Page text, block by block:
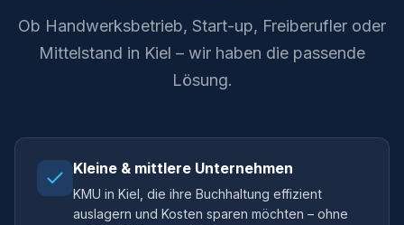
Ob Handwerksbetrieb, Start-up, Freiberufler oder
Mittelstand in Kiel – wir haben die passende
Lösung.
Kleine & mittlere Unternehmen
KMU in Kiel, die ihre Buchhaltung effizient
auslagern und Kosten sparen möchten – ohne